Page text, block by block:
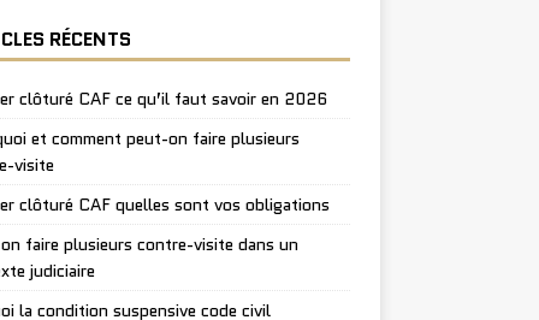
RÉCENTS
clôturé CAF ce qu’il faut savoir en 2026
et comment peut-on faire plusieurs
visite
clôturé CAF quelles sont vos obligations
faire plusieurs contre-visite dans un
judiciaire
la condition suspensive code civil